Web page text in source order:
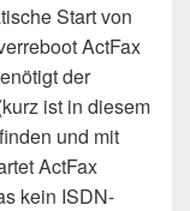
Start von
ActFax
der
ist in diesem
und mit
ActFax
kein ISDN-